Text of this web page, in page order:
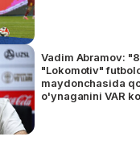
Vadim Abramov:
"Lokomotiv"
maydonchasida
o'ynaganini VAR